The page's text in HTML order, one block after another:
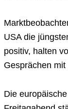
USA die
positiv, halten
Gesprächen
Die